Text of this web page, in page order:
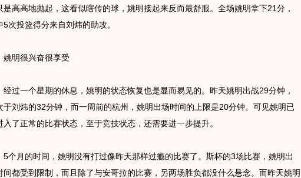
是高高地抛起，这看似瞎传的球，姚明接起来反而最舒服。全场姚明拿下21分，
5次投篮得分来自刘炜的助攻。
很兴奋很享受
一个星期的休息，姚明的状态恢复也是显而易见的。昨天姚明出战29分钟，
于刘炜的32分钟，而一周前的杭州，姚明出场时间的上限是20分钟。可见姚明已
入了正常的比赛状态，至于竞技状态，还需要进一步提升。
月的时间，姚明没有打过像昨天那样过瘾的比赛了。斯杯的3场比赛，姚明出
间都受到限制，而且除了与安哥拉的比赛，另两场胜负都没什么悬念。而昨天姚明